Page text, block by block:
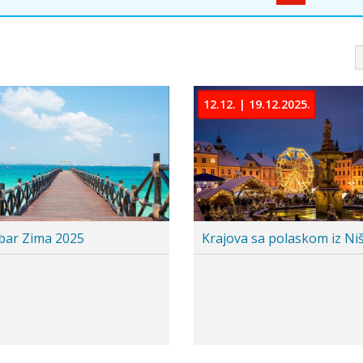
1.maj
Alzas i Švarcvald
12.12. | 19.12.2025.
Krajova sa polaskom iz Niša